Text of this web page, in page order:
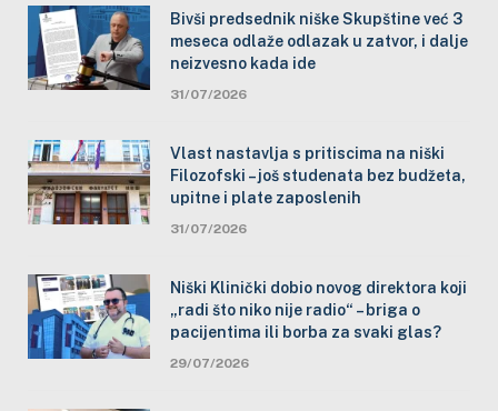
Bivši predsednik niške Skupštine već 3
meseca odlaže odlazak u zatvor, i dalje
neizvesno kada ide
31/07/2026
Vlast nastavlja s pritiscima na niški
Filozofski – još studenata bez budžeta,
upitne i plate zaposlenih
31/07/2026
Niški Klinički dobio novog direktora koji
„radi što niko nije radio“ – briga o
pacijentima ili borba za svaki glas?
29/07/2026